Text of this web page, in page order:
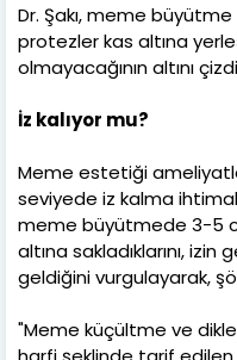
Dr. Şakı, meme
protezler kas altına
olmayacağının altını
İz kalıyor mu?
Meme estetiği
seviyede iz kalma
meme büyütmede 3-5
altına sakladıklarını,
geldiğini vurgulayarak,
"Meme küçültme ve